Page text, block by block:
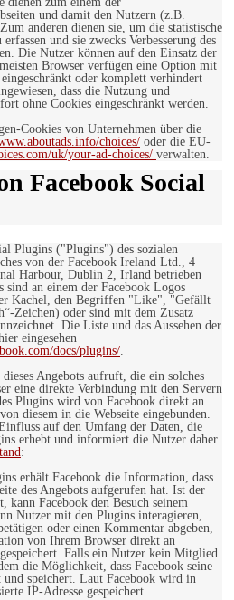
und damit den Nutzern (z.B.
anderen dienen sie, um die statistische
und sie zwecks Verbesserung des
Die Nutzer können auf den Einsatz der
Browser verfügen eine Option mit
oder komplett verhindert
dass die Nutzung und
ohne Cookies eingeschränkt werden.
Cookies von Unternehmen über die
choices/ oder die EU-
uk/your-ad-choices/ verwalten.
Facebook Social
Plugins ("Plugins") des sozialen
von der Facebook Ireland Ltd., 4
Harbour, Dublin 2, Irland betrieben
an einem der Facebook Logos
Kachel, den Begriffen "Like", "Gefällt
Zeichen) oder sind mit dem Zusatz
Die Liste und das Aussehen der
eingesehen
docs/plugins/.
Angebots aufruft, die ein solches
eine direkte Verbindung mit den Servern
Plugins wird von Facebook direkt an
diesem in die Webseite eingebunden.
auf den Umfang der Daten, die
erhebt und informiert die Nutzer daher
:
erhält Facebook die Information, dass
des Angebots aufgerufen hat. Ist der
kann Facebook den Besuch seinem
Nutzer mit den Plugins interagieren,
oder einen Kommentar abgeben,
von Ihrem Browser direkt an
Falls ein Nutzer kein Mitglied
die Möglichkeit, dass Facebook seine
speichert. Laut Facebook wird in
IP-Adresse gespeichert.